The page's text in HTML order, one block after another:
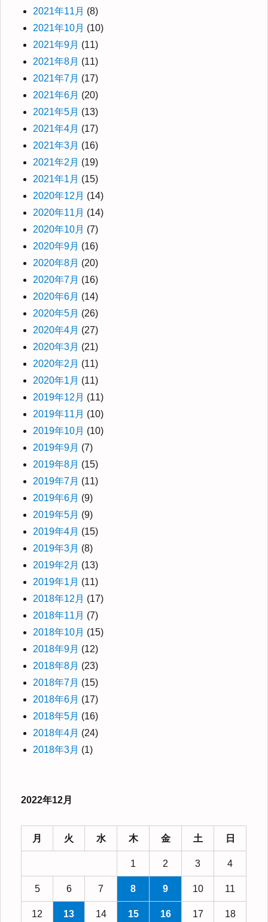
2021年11月 (8)
2021年10月 (10)
2021年9月 (11)
2021年8月 (11)
2021年7月 (17)
2021年6月 (20)
2021年5月 (13)
2021年4月 (17)
2021年3月 (16)
2021年2月 (19)
2021年1月 (15)
2020年12月 (14)
2020年11月 (14)
2020年10月 (7)
2020年9月 (16)
2020年8月 (20)
2020年7月 (16)
2020年6月 (14)
2020年5月 (26)
2020年4月 (27)
2020年3月 (21)
2020年2月 (11)
2020年1月 (11)
2019年12月 (11)
2019年11月 (10)
2019年10月 (10)
2019年9月 (7)
2019年8月 (15)
2019年7月 (11)
2019年6月 (9)
2019年5月 (9)
2019年4月 (15)
2019年3月 (8)
2019年2月 (13)
2019年1月 (11)
2018年12月 (17)
2018年11月 (7)
2018年10月 (15)
2018年9月 (12)
2018年8月 (23)
2018年7月 (15)
2018年6月 (17)
2018年5月 (16)
2018年4月 (24)
2018年3月 (1)
2022年12月
月 火 水 木 金 土 日
1 2 3 4
5 6 7 8 9 10 11
12 13 14 15 16 17 18